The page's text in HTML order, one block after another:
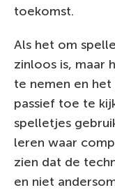
toekomst.
Als het om
zinloos is, maar
te nemen en
passief toe te
spelletjes
leren waar
zien dat de
en niet